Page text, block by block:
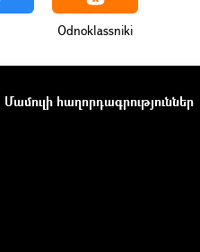
Odnoklassniki
Մամուլի հաղորդագրություններ